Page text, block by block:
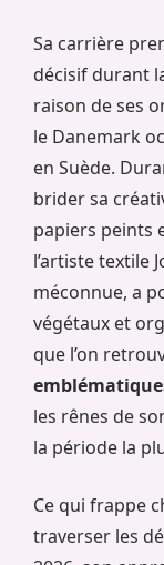
Sa carrière
décisif durant
raison de ses
le Danemark
en Suède.
brider sa
papiers peints
l’artiste textile
méconnue, a
végétaux et
que l’on
les rênes de
la période la
Ce qui frappe
traverser les